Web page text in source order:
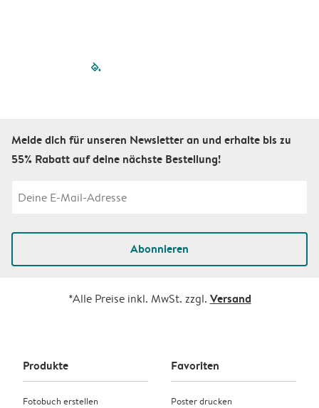
filled-pagination
Melde dich für unseren Newsletter an und erhalte bis zu
55% Rabatt auf deine nächste Bestellung!
Abonnieren
*Alle Preise inkl. MwSt. zzgl. Versand
Produkte
Fotobuch erstellen
Favoriten
Poster drucken